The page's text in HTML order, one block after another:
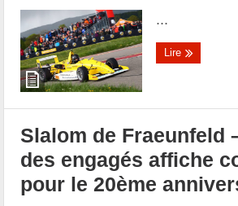
...
Lire
Slalom de Fraeunfeld
des engagés affiche
pour le 20ème